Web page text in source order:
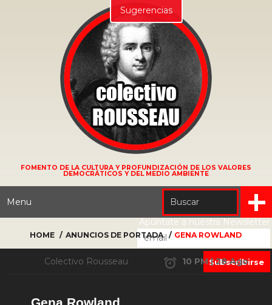
FOMENTO DE LA CULTURA Y PROFUNDIZACIÓN DE LOS VALORES
DEMOCRÁTICOS Y DEL MEDIO AMBIENTE
Menu
Apúntate a nuestra Newsletter
HOME ANUNCIOS DE PORTADA GENA ROWLAND
Colectivo Rousseau 10 PM | 28 Ago
Sugerencias